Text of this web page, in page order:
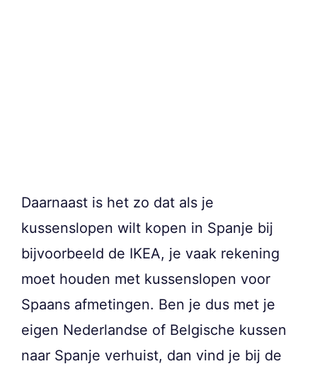
Daarnaast is het zo dat als je
kussenslopen wilt kopen in Spanje bij
bijvoorbeeld de IKEA, je vaak rekening
moet houden met kussenslopen voor
Spaans afmetingen. Ben je dus met je
eigen Nederlandse of Belgische kussen
naar Spanje verhuist, dan vind je bij de